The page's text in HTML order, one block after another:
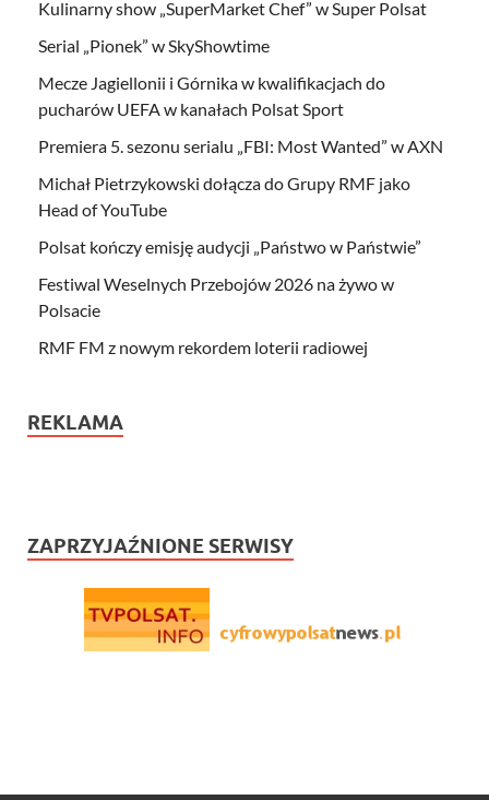
Kulinarny show „SuperMarket Chef” w Super Polsat
Serial „Pionek” w SkyShowtime
Mecze Jagiellonii i Górnika w kwalifikacjach do
pucharów UEFA w kanałach Polsat Sport
Premiera 5. sezonu serialu „FBI: Most Wanted” w AXN
Michał Pietrzykowski dołącza do Grupy RMF jako
Head of YouTube
Polsat kończy emisję audycji „Państwo w Państwie”
Festiwal Weselnych Przebojów 2026 na żywo w
Polsacie
RMF FM z nowym rekordem loterii radiowej
REKLAMA
ZAPRZYJAŹNIONE SERWISY